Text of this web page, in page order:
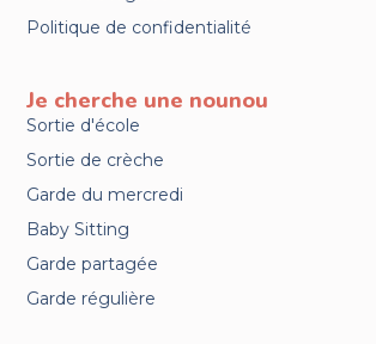
Politique de confidentialité
Je cherche une nounou
Sortie d'école
Sortie de crèche
Garde du mercredi
Baby Sitting
Garde partagée
Garde régulière